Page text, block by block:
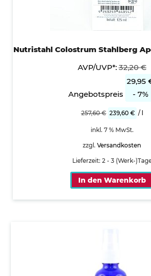
Nutristahl Colostrum Stahlberg
AVP/UVP*: 32,20€
Angebotspreis
29,95
- 7%
257,60€ 239,60 € /
inkl. 7 % MwSt.
zzgl.Versandkosten
Lieferzeit: 2 - 3 (Werk-
In den Warenkorb